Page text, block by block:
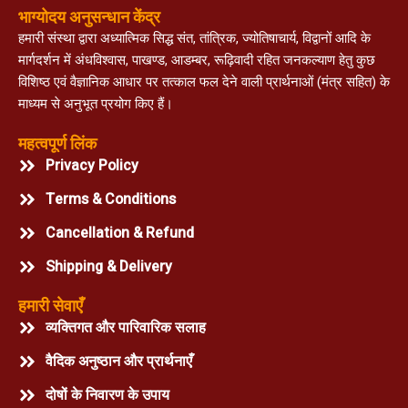
भाग्योदय अनुसन्धान केंद्र
हमारी संस्था द्वारा अध्यात्मिक सिद्ध संत, तांत्रिक, ज्योतिषाचार्य, विद्वानों आदि के
मार्गदर्शन में अंधविश्वास, पाखण्ड, आडम्बर, रूढ़िवादी रहित जनकल्याण हेतु कुछ
विशिष्ठ एवं वैज्ञानिक आधार पर तत्काल फल देने वाली प्रार्थनाओं (मंत्र सहित) के
माध्यम से अनुभूत प्रयोग किए हैं।
महत्वपूर्ण लिंक
Privacy Policy
Terms & Conditions
Cancellation & Refund
Shipping & Delivery
हमारी सेवाएँ
व्यक्तिगत और पारिवारिक सलाह
वैदिक अनुष्ठान और प्रार्थनाएँ
दोषों के निवारण के उपाय